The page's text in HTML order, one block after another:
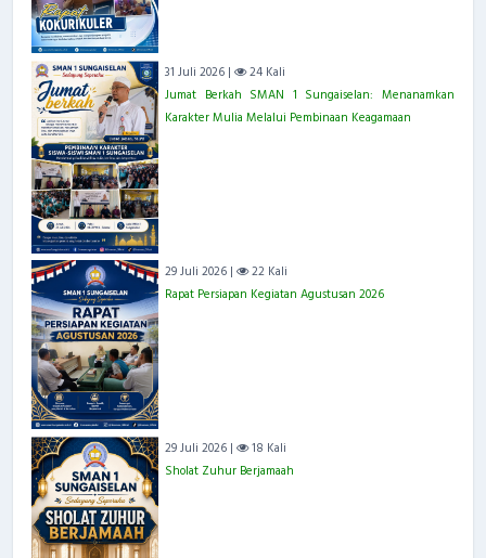
31 Juli 2026 |
24 Kali
Jumat Berkah SMAN 1 Sungaiselan: Menanamkan
Karakter Mulia Melalui Pembinaan Keagamaan
29 Juli 2026 |
22 Kali
Rapat Persiapan Kegiatan Agustusan 2026
29 Juli 2026 |
18 Kali
Sholat Zuhur Berjamaah